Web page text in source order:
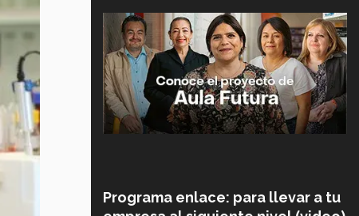
Programa enlace: para llevar a tu